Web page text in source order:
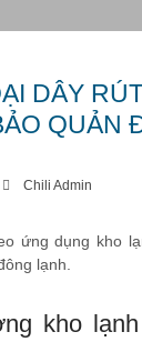
DÂY
QUẢN
Chili Admin
ứng dụng kho
lạnh.
kho